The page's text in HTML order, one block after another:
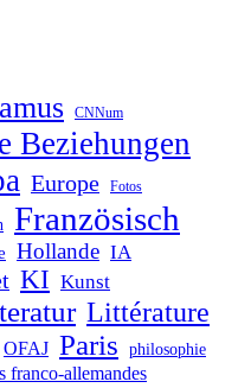
CNNum
Beziehungen
Europe Fotos
Französisch
Hollande IA
KI Kunst
Littérature
OFAJ Paris philosophie
franco-allemandes